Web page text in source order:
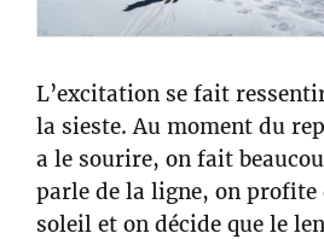
L’excitation se fait
la sieste. Au moment du
a le sourire, on fait
parle de la ligne, on profite
soleil et on décide que le